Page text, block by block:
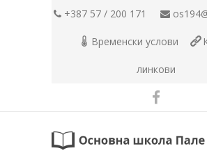
+387 57 / 200 171
Временски услови
линкови